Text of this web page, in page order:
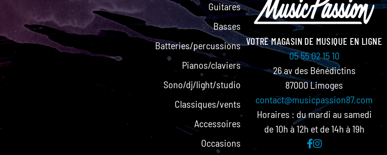
Guitares
Basses
Batteries/percussions
Pianos/claviers
Sono/dj/light/studio
Classiques/vents
Accessoires
Occasions
VOTRE MAGASIN DE MUSIQUE EN LIGNE
05 55 02 15 10
26 av des Bénédictins
87000 Limoges
contact@musicpassion87.com
Horaires : du mardi au samedi
de 10h à 12h et de 14h à 19h